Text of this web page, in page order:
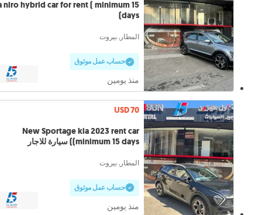
niro hybrid car for rent ( minimum 15
days)
المطار, بيروت
حساب عمل موثوق
منذ يومين
USD 70
New Sportage kia 2023 rent car
(minimum 15 days) سيارة للاجار
المطار, بيروت
حساب عمل موثوق
منذ يومين